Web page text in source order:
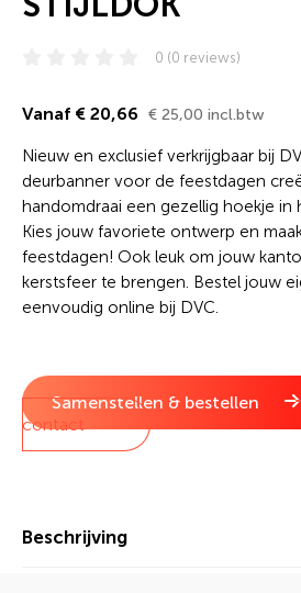
0 (0 reviews)
Vanaf € 20,66 € 25,00 incl.btw
Nieuw en exclusief verkrijgbaar bij
deurbanner voor de feestdagen
handomdraai een gezellig hoekje in
Kies jouw favoriete ontwerp en
feestdagen! Ook leuk om jouw
kerstsfeer te brengen. Bestel jouw
eenvoudig online bij DVC.
Samenstellen & bestellen
contact
Beschrijving